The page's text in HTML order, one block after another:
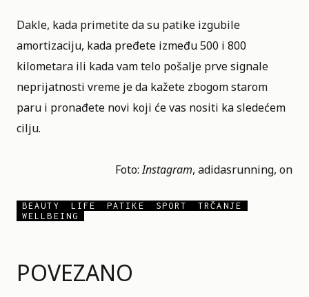
POVEZANO
Dakle, kada primetite da su patike izgubile
amortizaciju, kada pređete između 500 i 800
kilometara ili kada vam telo pošalje prve signale
neprijatnosti vreme je da kažete zbogom starom
paru i pronađete novi koji će vas nositi ka sledećem
cilju.
Foto:Instagram, adidasrunning, on
BEAUTY LIFE PATIKE SPORT
TRČANJE
WELLBEING